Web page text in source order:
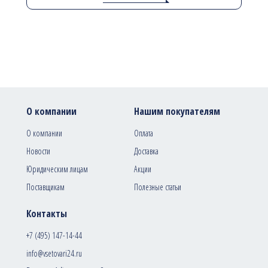
Контакты
+7 (495) 147-14-44
info@vsetovari24.ru
О компании
О компании
Новости
Юридическим лицам
Поставщикам
Нашим покупателям
Оплата
Доставка
Акции
Полезные статьи